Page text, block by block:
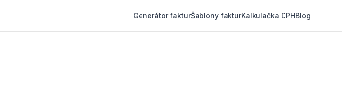
Generátor fakturŠablony fakturKalkulačka DPHBlog